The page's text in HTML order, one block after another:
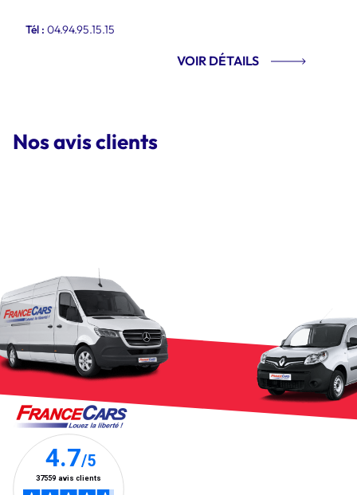
Tél : 04.94.95.15.15
VOIR DÉTAILS
Nos avis clients